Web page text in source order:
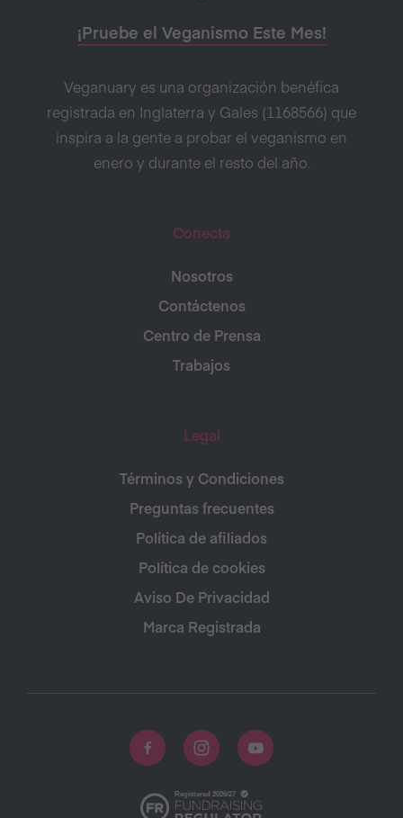
¡Pruebe el Veganismo Este Mes!
Veganuary es una organización benéfica
registrada en Inglaterra y Gales (1168566) que
inspira a la gente a probar el veganismo en
enero y durante el resto del año.
Conecta
Nosotros
Contáctenos
Centro de Prensa
Trabajos
Legal
Términos y Condiciones
Preguntas frecuentes
Política de afiliados
Política de cookies
Aviso De Privacidad
Marca Registrada